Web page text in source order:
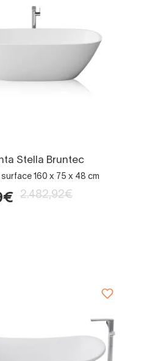
Stella Bruntec
160 x 75 x 48 cm
2.482,92€